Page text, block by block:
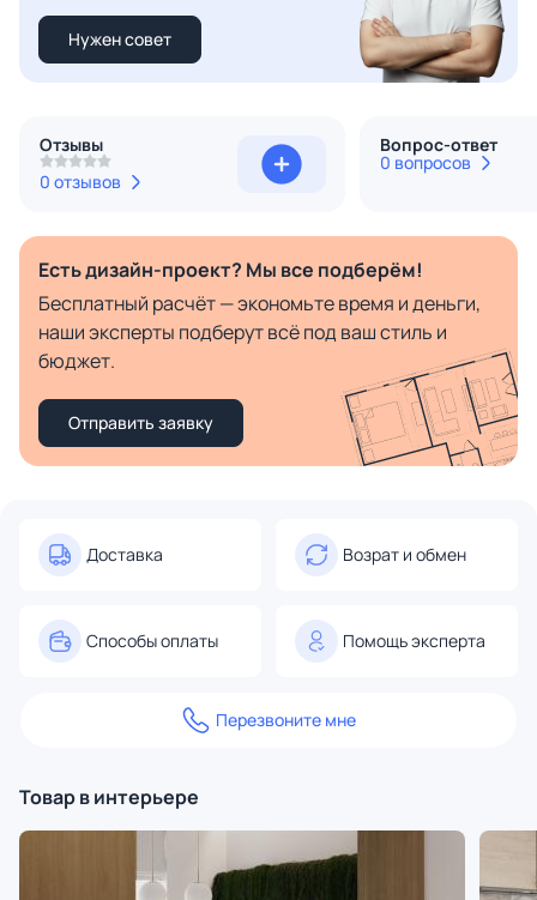
Нужен совет
Отзывы
0 отзывов
Вопрос-ответ
0 вопросов
Есть дизайн-проект? Мы все подберём!
Бесплатный расчёт — экономьте время и деньги,
наши эксперты подберут всё под ваш стиль и
бюджет.
Отправить заявку
Доставка Возрат и обмен
Способы оплаты Помощь эксперта
Перезвоните мне
Товар в интерьере